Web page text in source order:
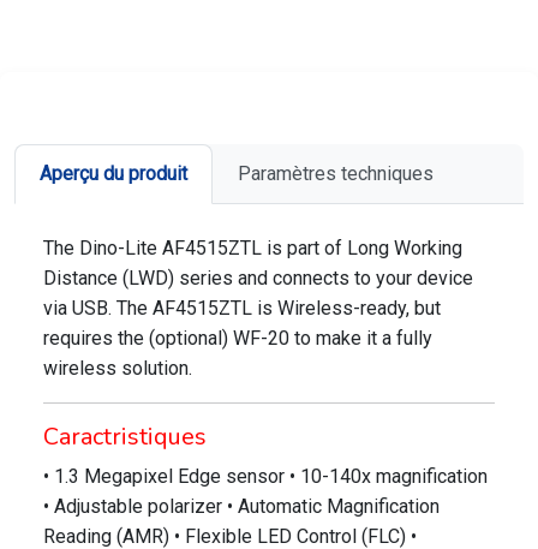
Aperçu du produit Paramètres techniques
The Dino-Lite AF4515ZTL is part of Long Working
Distance (LWD) series and connects to your device
via USB. The AF4515ZTL is Wireless-ready, but
requires the (optional) WF-20 to make it a fully
wireless solution.
Caractristiques
• 1.3 Megapixel Edge sensor • 10-140x magnification
• Adjustable polarizer • Automatic Magnification
Reading (AMR) • Flexible LED Control (FLC) •